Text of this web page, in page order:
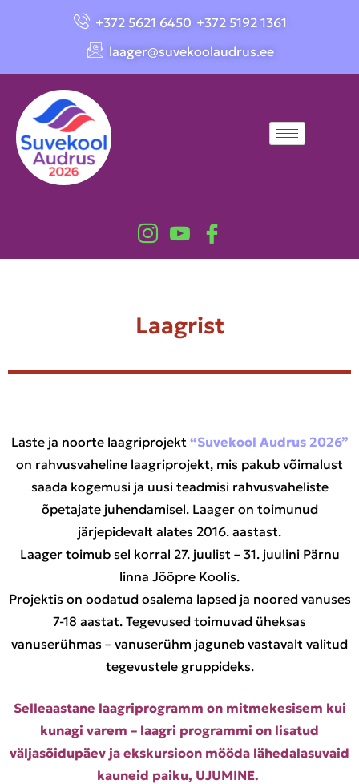
+372 5621 6450 +372 5192 1361
laager@suvekoolaudrus.ee
Laagrist
Laste ja noorte laagriprojekt “Suvekool Audrus 2026”
on rahvusvaheline laagriprojekt, mis pakub võimalust
saada kogemusi ja uusi teadmisi rahvusvaheliste
õpetajate juhendamisel. Laager on toimunud
järjepidevalt alates 2016. aastast.
Laager toimub sel korral 27. juulist – 31. juulini Pärnu
linna Jõõpre Koolis.
Projektis on oodatud osalema lapsed ja noored vanuses
7-18 aastat. Tegevused toimuvad üheksas
vanuserühmas – vanuserühm jaguneb vastavalt valitud
tegevustele gruppideks.
Selleaastane laagriprogramm on mitmekesisem kui
kunagi varem – laagri programmi on lisatud
väljasõidupäev ja ekskursioon mööda lähedalasuvaid
kauneid paiku, UJUMINE.